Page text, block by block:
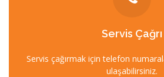
Servis Çağrı
Servis çağırmak için telefon
ulaşabilirsiniz.
0212 358 57 57
0532 403 22 00 (7/